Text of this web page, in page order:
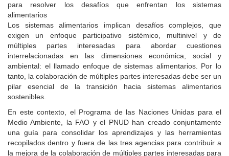
para resolver los desafíos que enfrentan los sistemas
alimentarios
Los sistemas alimentarios implican desafíos complejos, que
exigen un enfoque participativo sistémico, multinivel y de
múltiples partes interesadas para abordar cuestiones
interrelacionadas en las dimensiones económica, social y
ambiental: el llamado enfoque de sistemas alimentarios. Por lo
tanto, la colaboración de múltiples partes interesadas debe ser un
pilar esencial de la transición hacia sistemas alimentarios
sostenibles.
En este contexto, el Programa de las Naciones Unidas para el
Medio Ambiente, la FAO y el PNUD han creado conjuntamente
una guía para consolidar los aprendizajes y las herramientas
recopilados dentro y fuera de las tres agencias para contribuir a
la mejora de la colaboración de múltiples partes interesadas para